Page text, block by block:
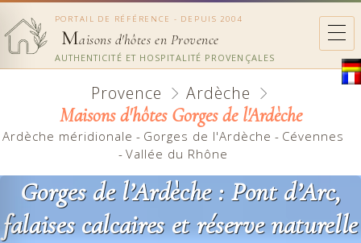
PORTAIL DE RÉFÉRENCE - DEPUIS 2004
Maisons d'hôtes en Provence
AUTHENTICITÉ ET HOSPITALITÉ PROVENÇALES
Provence Ardèche
Maisons d'hôtes Gorges de l'Ardèche
Ardèche méridionale - Gorges de l'Ardèche - Cévennes
-Vallée du Rhône
Gorges de l’Ardèche : Pont d’Arc,
falaises calcaires et réserve naturelle